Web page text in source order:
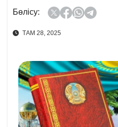
Бөлісу:
ТАМ 28, 2025